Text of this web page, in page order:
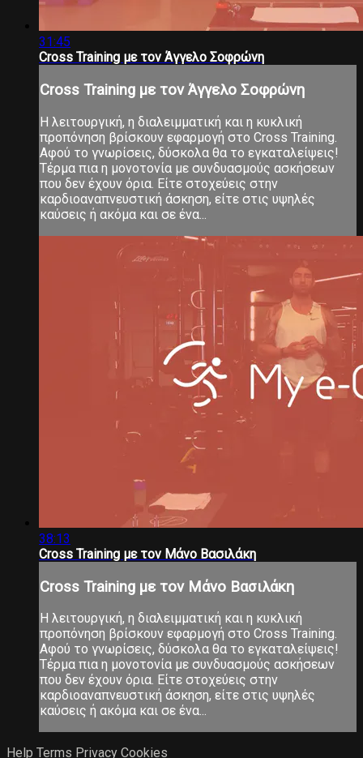
31:45
Cross Training με τον Άγγελο Σοφρώνη
Cross Training με τον Άγγελο Σοφρώνη
Η λειτουργική, η διαλειμματική και η κυκλική
προπόνηση βρίσκουν εφαρμογή στο Cross Training.
Αφού το γνωρίσεις, δύσκολα θα το εγκαταλείψεις!
Τέρμα πια η μονοτονία με συνδυασμούς ασκήσεων
που δεν έχουν όρια. Είτε στοχεύεις στην
καρδιοαναπνευστική άσκηση, είτε στις υψηλές
καύσεις ή ακόμα και σε ένα...
38:13
Cross Training με τον Μάνο Βασιλάκη
Cross Training με τον Μάνο Βασιλάκη
Η λειτουργική, η διαλειμματική και η κυκλική
προπόνηση βρίσκουν εφαρμογή στο Cross Training.
Αφού το γνωρίσεις, δύσκολα θα το εγκαταλείψεις!
Τέρμα πια η μονοτονία με συνδυασμούς ασκήσεων
που δεν έχουν όρια. Είτε στοχεύεις στην
καρδιοαναπνευστική άσκηση, είτε στις υψηλές
καύσεις ή ακόμα και σε ένα...
Help Terms Privacy Cookies